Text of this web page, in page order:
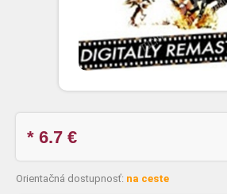
* 6.7 €
Orientačná dostupnosť: na ceste